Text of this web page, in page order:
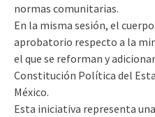
normas comunitarias.
En la misma sesión, el
aprobatorio respecto a la
el que se reforman y
Constitución Política del
México.
Esta iniciativa representa